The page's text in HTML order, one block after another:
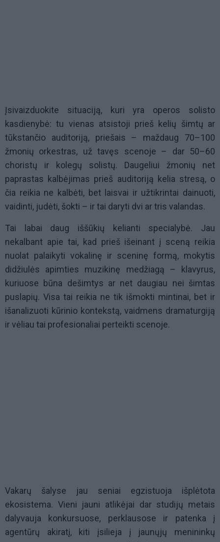
Įsivaizduokite situaciją, kuri yra operos solisto
kasdienybė: tu vienas atsistoji prieš kelių šimtų ar
tūkstančio auditoriją, priešais – maždaug 70–100
žmonių orkestras, už tavęs scenoje – dar 50–60
choristų ir kolegų solistų. Daugeliui žmonių net
paprastas kalbėjimas prieš auditoriją kelia stresą, o
čia reikia ne kalbėti, bet laisvai ir užtikrintai dainuoti,
vaidinti, judėti, šokti – ir tai daryti dvi ar tris valandas.
Tai labai daug iššūkių kelianti specialybė. Jau
nekalbant apie tai, kad prieš išeinant į sceną reikia
nuolat palaikyti vokalinę ir sceninę formą, mokytis
didžiulės apimties muzikinę medžiagą – klavyrus,
kuriuose būna dešimtys ar net daugiau nei šimtas
puslapių. Visa tai reikia ne tik išmokti mintinai, bet ir
išanalizuoti kūrinio kontekstą, vaidmens dramaturgiją
ir vėliau tai profesionaliai perteikti scenoje.
Vakarų šalyse jau seniai egzistuoja išplėtota
ekosistema. Vieni jauni atlikėjai dar studijų metais
dalyvauja konkursuose, perklausose ir patenka į
agentūrų akiratį, kiti įsilieja į jaunųjų menininkų